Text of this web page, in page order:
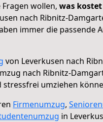
wollen, was
nach Ribnitz-
immer die passende
von Leverkusen nach
nach Ribnitz-
stressfrei umziehen
Firmenumzug,
in